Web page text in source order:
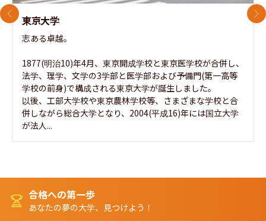
東京大学
志ある卓越。
1877(明治10)年4月、東京開成学校と東京医学校が合併し、
法学、理学、文学の3学部と医学部および予備門(第一高等
学校の前身)で構成される東京大学が誕生しました。
以後、工部大学校や東京農林学校等、さまざまな学校と合
併しながら総合大学となり、2004(平成16)年には国立大学
が法人...
前のスライド 次
合格への第一歩
あなたの夢の大学、見つけよう！